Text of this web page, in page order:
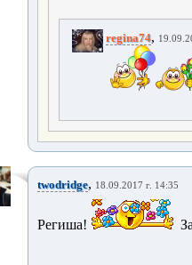
regina74,
twodridge, 18.09.2017 г. 14:35
Региша!